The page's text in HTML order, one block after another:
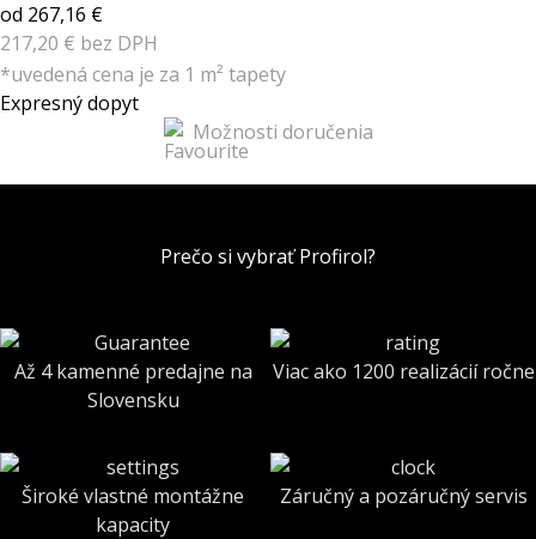
od 267,16 €
217,20 € bez DPH
*uvedená cena je za 1 m² tapety
Expresný dopyt
Možnosti doručenia
Prečo si vybrať Profirol?
Až 4 kamenné predajne na
Slovensku
Viac ako 1200 realizácií ročne
Široké vlastné montážne
kapacity
Záručný a pozáručný servis